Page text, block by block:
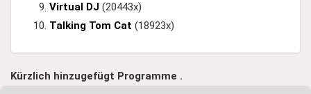
Virtual DJ (20443x)
Talking Tom Cat (18923x)
Kürzlich hinzugefügt Programme .